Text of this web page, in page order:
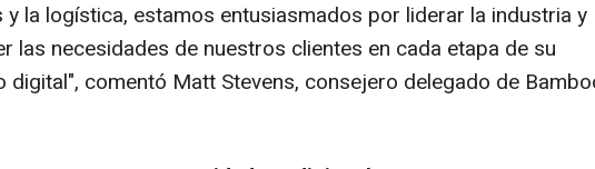
y la logística, estamos entusiasmados por liderar la industria y
las necesidades de nuestros clientes en cada etapa de su
digital", comentó Matt Stevens, consejero delegado de